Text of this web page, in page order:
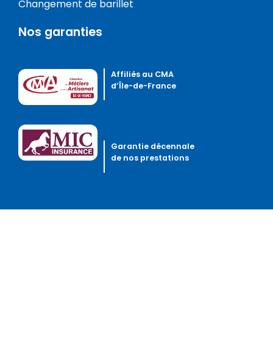
Changement de barillet
Nos garanties
Affiliés au CMA
d’Île-de-France
Garantie décennale
de nos prestations